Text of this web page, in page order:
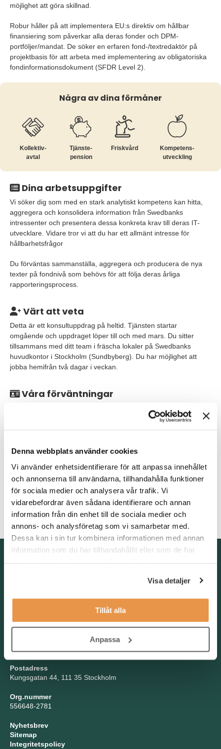
Denna webbplats använder cookies
Vi använder enhetsidentifierare för att anpassa innehållet
och annonserna till användarna, tillhandahålla funktioner
för sociala medier och analysera vår trafik. Vi
vidarebefordrar även sådana identifierare och annan
information från din enhet till de sociala medier och
annons- och analysföretag som vi samarbetar med.
Dessa kan i sin tur kombinera informationen med annan
information som du har tillhandahållit eller som de har
Visa detaljer
Tillåt alla
Anpassa
möjlighet att göra skillnad.
Robur håller på att implementera EU:s direktiv om hållbar
finansiering som påverkar alla deras fonder och DPM-
portföljer/mandat. De söker en erfaren fond-/textredaktör på
projektbasis för att arbeta med implementering av obligatoriska
fondinformationsdokument (SFDR Level 2).
Några av dina förmåner
Kollektiv­
avtal
Tjänste­
pension
Friskvård
Kompetens­
utveckling
Dina arbetsuppgifter
Vi söker dig som med en stark analytiskt kompetens kan hitta,
aggregera och konsolidera information från Swedbanks
intressenter och presentera dessa konkreta krav till deras IT-
utvecklare. Vidare tror vi att du har ett allmänt intresse för
hållbarhetsfrågor
Du förväntas sammanställa, aggregera och producera de nya
texter på fondnivå som behövs för att följa deras årliga
rapporteringsprocess.
Värt att veta
Detta är ett konsultuppdrag på heltid. Tjänsten startar
omgående och uppdraget löper till och med mars. Du sitter
tillsammans med ditt team i fräscha lokaler på Swedbanks
huvudkontor i Stockholm (Sundbyberg). Du har möjlighet att
jobba hemifrån två dagar i veckan.
Våra förväntningar
och kompetens om fondrapporter samt kopplingen till de
regulatoriska kraven
förmåga att hitta pragmatiska lösningar på problem
flytande svenska och engelska i både tal och skrift.
Kontakta oss
Välj dag och tid!
Kungsgatan 44, Stockholm
Postadress
Kungsgatan 44, 111 35 Stockholm
Org.nummer
556648-2781
Nyhetsbrev
Sitemap
Integritetspolicy